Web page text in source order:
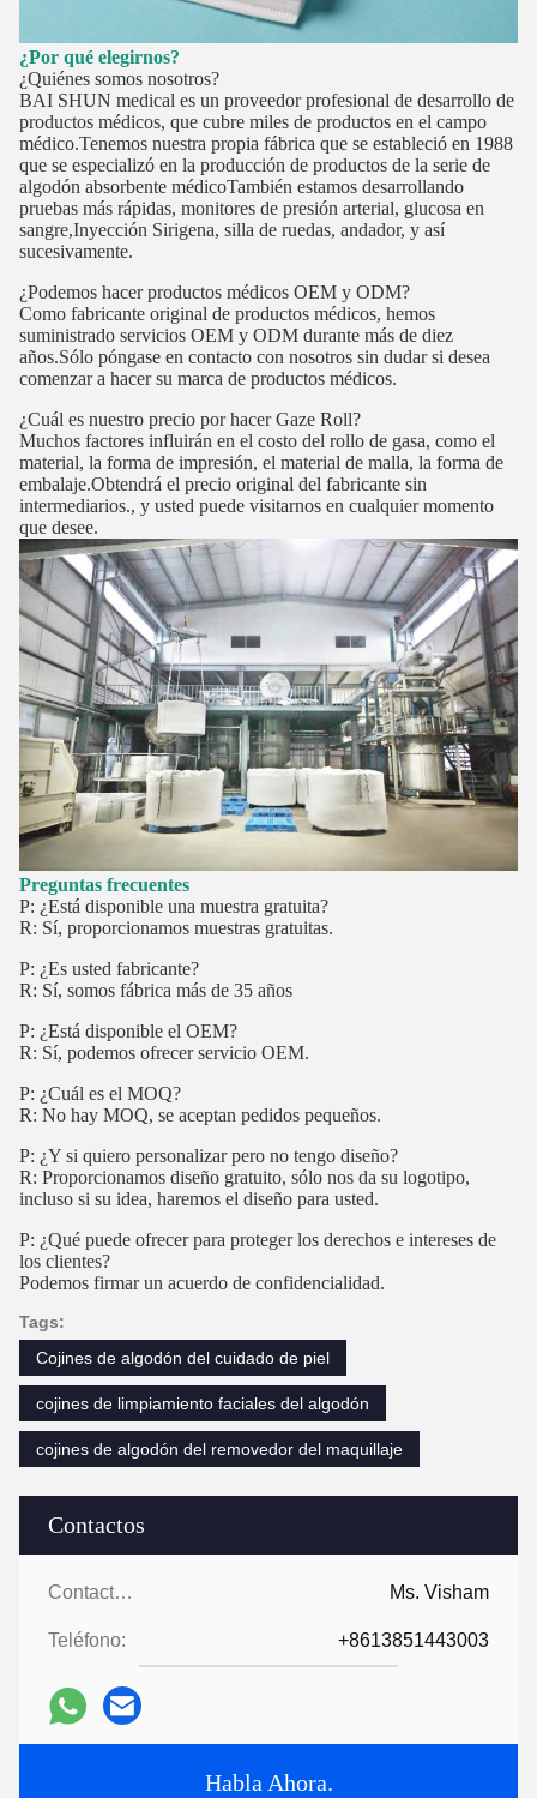
Contactos
Contactos: Ms. Visham
Teléfono: +8613851443003
Habla Ahora.
¿Por qué elegirnos?
¿Quiénes somos nosotros?
BAI SHUN medical es un proveedor profesional de desarrollo de
productos médicos, que cubre miles de productos en el campo
médico.Tenemos nuestra propia fábrica que se estableció en 1988
que se especializó en la producción de productos de la serie de
algodón absorbente médicoTambién estamos desarrollando
pruebas más rápidas, monitores de presión arterial, glucosa en
sangre,Inyección Sirigena, silla de ruedas, andador, y así
sucesivamente.
¿Podemos hacer productos médicos OEM y ODM?
Como fabricante original de productos médicos, hemos
suministrado servicios OEM y ODM durante más de diez
años.Sólo póngase en contacto con nosotros sin dudar si desea
comenzar a hacer su marca de productos médicos.
¿Cuál es nuestro precio por hacer Gaze Roll?
Muchos factores influirán en el costo del rollo de gasa, como el
material, la forma de impresión, el material de malla, la forma de
embalaje.Obtendrá el precio original del fabricante sin
intermediarios., y usted puede visitarnos en cualquier momento
que desee.
Preguntas frecuentes
P: ¿Está disponible una muestra gratuita?
R: Sí, proporcionamos muestras gratuitas.
P: ¿Es usted fabricante?
R: Sí, somos fábrica más de 35 años
P: ¿Está disponible el OEM?
R: Sí, podemos ofrecer servicio OEM.
P: ¿Cuál es el MOQ?
R: No hay MOQ, se aceptan pedidos pequeños.
P: ¿Y si quiero personalizar pero no tengo diseño?
R: Proporcionamos diseño gratuito, sólo nos da su logotipo,
incluso si su idea, haremos el diseño para usted.
P: ¿Qué puede ofrecer para proteger los derechos e intereses de
los clientes?
Podemos firmar un acuerdo de confidencialidad.
Tags:
Cojines de algodón del cuidado de piel
cojines de limpiamiento faciales del algodón
cojines de algodón del removedor del maquillaje